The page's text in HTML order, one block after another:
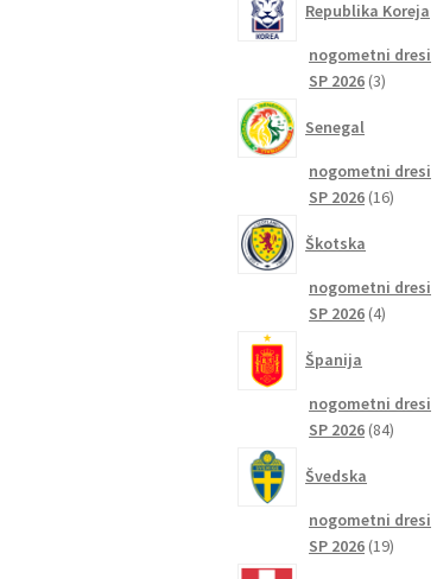
Republika Koreja
nogometni dresi
SP 2026 33
Senegal
nogometni dresi
SP 2026 1616
Škotska
nogometni dresi
SP 2026 44
Španija
nogometni dresi
SP 2026 8484
Švedska
nogometni dresi
SP 2026 1919